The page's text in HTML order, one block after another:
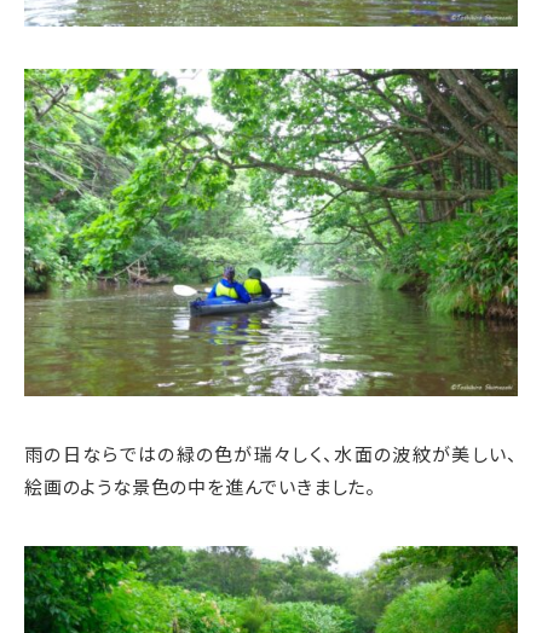
雨の日ならではの緑の色が瑞々しく、水面の波紋が美しい、
絵画のような景色の中を進んでいきました。